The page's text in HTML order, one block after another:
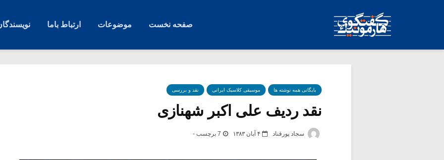
صفحه نخست موضوعات ارتباط باما
بایگانی همه نوشته ها موسیقی کلاسیک ایرانی نقد و بررسی
نقد ردیف علی اکبر شهنازی
سجاد پورقناد ۴ آبان ۱۳۸۳ 7 برچسب -